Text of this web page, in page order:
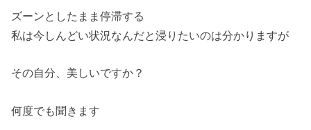
ズーンとしたまま停滞する
私は今しんどい状況なんだと浸りたいのは分かりますが
その自分、美しいですか？
何度でも聞きます